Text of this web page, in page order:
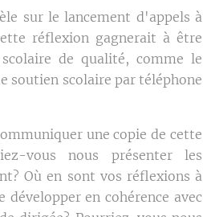
sur le lancement d'appels à
réflexion gagnerait à être
de qualité, comme le
soutien scolaire par téléphone
une copie de cette
vous nous présenter les
Où en sont vos réflexions à
en cohérence avec